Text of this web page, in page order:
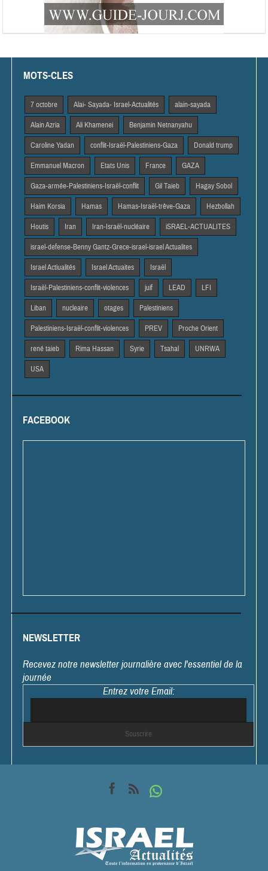
MOTS-CLES
7 octobre Alai- Sayada- Israel-Actualités alain-sayada
Alain Azria Ali Khamenei Benjamin Netnanyahu
Caroline Yadan conflit-Israël-Palestiniens-Gaza Donald trump
Emmanuel Macron Etats Unis France GAZA
Gaza-armée-Palestiniens-Israël-conflit Gil Taieb Hagay Sobol
Haim Korsia Hamas Hamas-Israël-trêve-Gaza Hezbollah
Houtis Iran Iran-Israël-nucléaire iSRAEL-ACTUALITES
israel-defense-Benny Gantz-Grece-israel-israel Actualites
Israel Actiualités Israel Actuaites Israël
Israël-Palestiniens-conflit-violences juif LEAD LFI
Liban nucleaire otages Palestiniens
Palestiniens-Israël-conflit-violences PREV Proche Orient
rené taieb Rima Hassan Syrie Tsahal UNRWA
USA
FACEBOOK
NEWSLETTER
Recevez notre newsletter journalière avec l'essentiel de la
journée
Entrez votre Email: